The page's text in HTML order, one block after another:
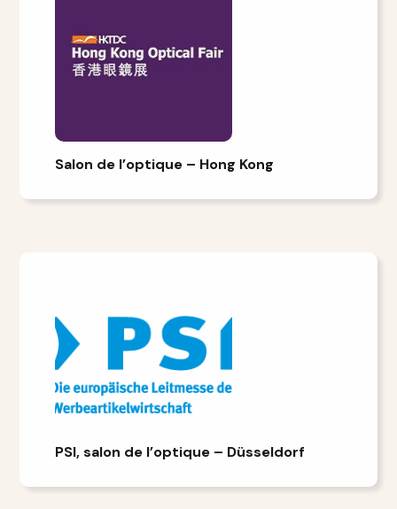
Salon de l’optique – Hong Kong
PSI, salon de l’optique – Düsseldorf